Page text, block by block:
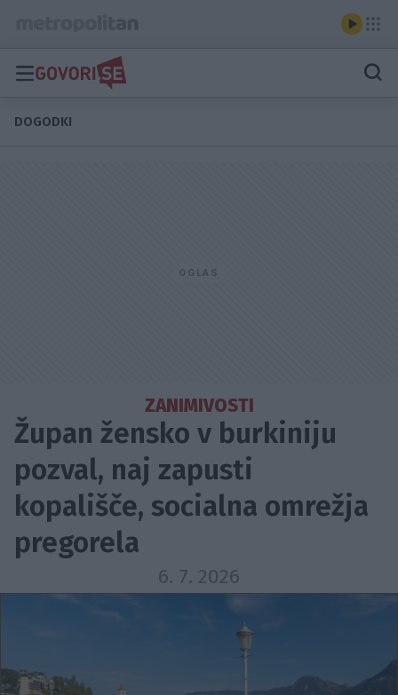
DOGODKI
ZANIMIVOSTI
Župan žensko v burkiniju
pozval, naj zapusti
kopališče, socialna omrežja
pregorela
6. 7. 2026